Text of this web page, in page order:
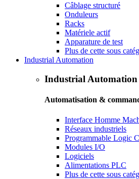
Câblage structuré
Onduleurs
Racks
Matériele actif
Apparature de test
Plus de cette sous
Industrial Automation
Industrial Automation
Automatisation &
Interface Homme
Réseaux industriels
Programmable Logic
Modules I/O
Logiciels
Alimentations PLC
Plus de cette sous